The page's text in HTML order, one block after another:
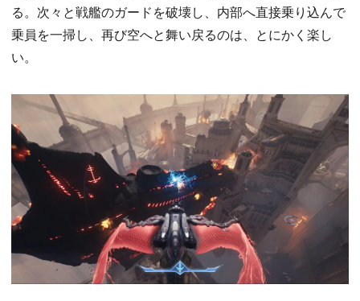
る。次々と戦艦のガードを破壊し、内部へ直接乗り込んで
乗員を一掃し、再び空へと舞い戻るのは、とにかく楽し
い。